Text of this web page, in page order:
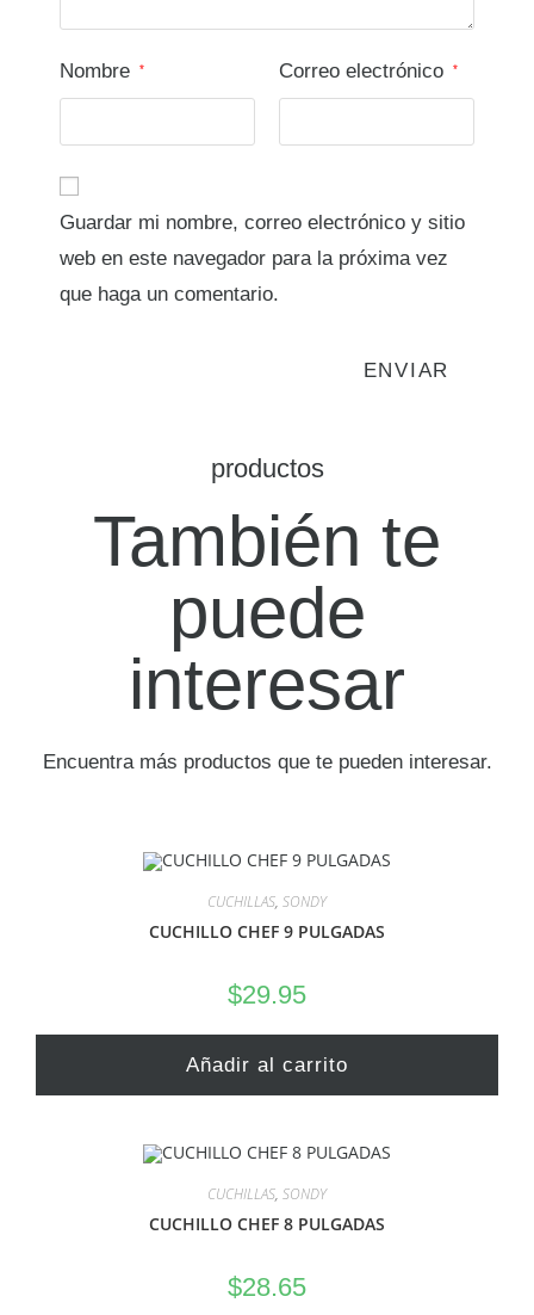
Nombre * Correo electrónico *
Guardar mi nombre, correo electrónico y sitio
web en este navegador para la próxima vez
que haga un comentario.
productos
También te
puede
interesar
Encuentra más productos que te pueden interesar.
CUCHILLAS, SONDY
CUCHILLO CHEF 9 PULGADAS
$29.95
Añadir al carrito
CUCHILLAS, SONDY
CUCHILLO CHEF 8 PULGADAS
$28.65